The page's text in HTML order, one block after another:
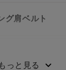
グ肩ベルト
もっと見る